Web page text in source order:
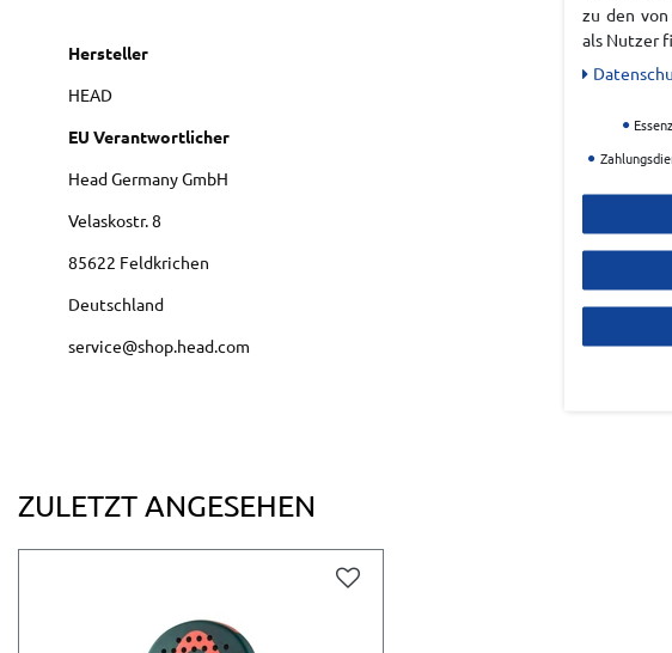
Hersteller
HEAD
EU Verantwortlicher
Head Germany GmbH
Velaskostr.8
85622 Feldkrichen
Deutschland
service@shop.head.com
ZULETZT ANGESEHEN
zu den
als Nutzer